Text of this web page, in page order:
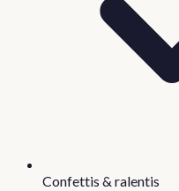
Confettis & ralentis